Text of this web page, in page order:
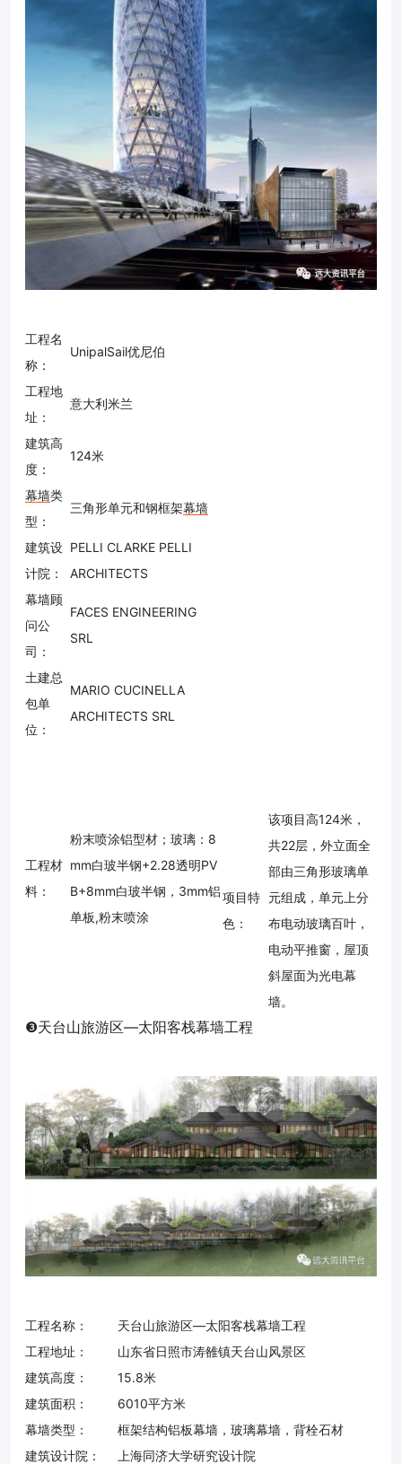
工程名
称：
UnipalSail优尼伯
工程地
址：
意大利米兰
建筑高
度：
124米
幕墙类
型：
三角形单元和钢框架幕墙
建筑设
计院：
PELLI CLARKE PELLI
ARCHITECTS
幕墙顾
问公
司：
FACES ENGINEERING
SRL
土建总
包单
位：
MARIO CUCINELLA
ARCHITECTS SRL
工程材
料：
粉末喷涂铝型材； 玻璃： 8
mm白玻半钢+2.28透明PV
B+8mm白玻半钢，3mm铝
单板,粉末喷涂
项目特
色：
该项目高124米，
共22层，外立面全
部由三角形玻璃单
元组成，单元上分
布电动玻璃百叶，
电动平推窗，屋顶
斜屋面为光电幕
墙。
❸天台山旅游区—太阳客栈幕墙工程
工程名称：
天台山旅游区—太阳客栈幕墙工程
工程地址：
山东省日照市涛雒镇天台山风景区
建筑高度：
15.8米
建筑面积：
6010平方米
幕墙类型：
框架结构铝板幕墙，玻璃幕墙，背栓石材
建筑设计院：
上海同济大学研究设计院